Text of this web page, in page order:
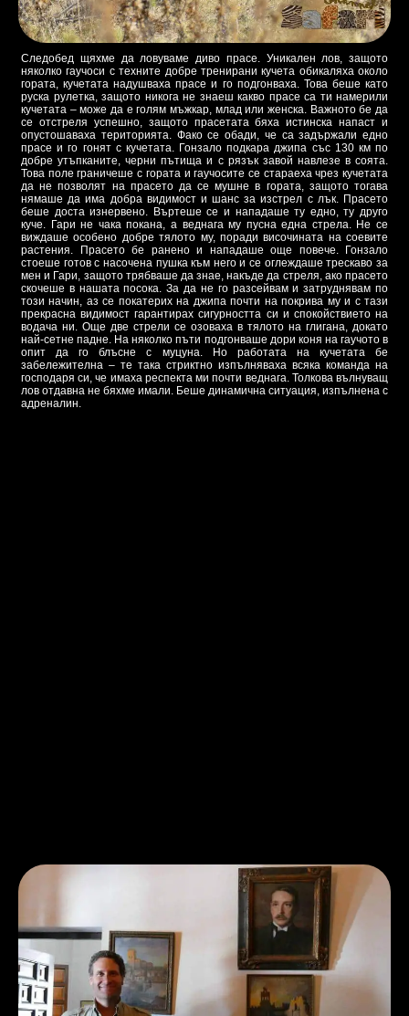
Следобед щяхме да ловуваме диво прасе. Уникален лов, защото
няколко гаучоси с техните добре тренирани кучета обикаляха около
гората, кучетата надушваха прасе и го подгонваха. Това беше като
руска рулетка, защото никога не знаеш какво прасе са ти намерили
кучетата – може да е голям мъжкар, млад или женска. Важното бе да
се отстреля успешно, защото прасетата бяха истинска напаст и
опустошаваха територията. Фако се обади, че са задържали едно
прасе и го гонят с кучетата. Гонзало подкара джипа със 130 км по
добре утъпканите, черни пътища и с рязък завой навлезе в соята.
Това поле граничеше с гората и гаучосите се стараеха чрез кучетата
да не позволят на прасето да се мушне в гората, защото тогава
нямаше да има добра видимост и шанс за изстрел с лък. Прасето
беше доста изнервено. Въртеше се и нападаше ту едно, ту друго
куче. Гари не чака покана, а веднага му пусна една стрела. Не се
виждаше особено добре тялото му, поради височината на соевите
растения. Прасето бе ранено и нападаше още повече. Гонзало
стоеше готов с насочена пушка към него и се оглеждаше трескаво за
мен и Гари, защото трябваше да знае, накъде да стреля, ако прасето
скочеше в нашата посока. За да не го разсейвам и затруднявам по
този начин, аз се покатерих на джипа почти на покрива му и с тази
прекрасна видимост гарантирах сигурността си и спокойствието на
водача ни. Още две стрели се озоваха в тялото на глигана, докато
най-сетне падне. На няколко пъти подгонваше дори коня на гаучото в
опит да го блъсне с муцуна. Но работата на кучетата бе
забележителна – те така стриктно изпълняваха всяка команда на
господаря си, че имаха респекта ми почти веднага. Толкова вълнуващ
лов отдавна не бяхме имали. Беше динамична ситуация, изпълнена с
адреналин.